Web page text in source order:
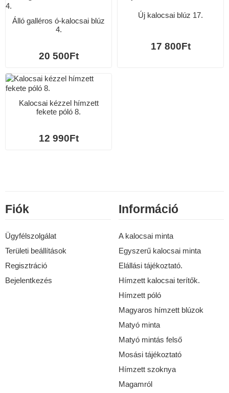
Álló galléros ó-kalocsai blúz
4.
20 500Ft
Új kalocsai blúz 17.
17 800Ft
Kalocsai kézzel hímzett
fekete póló 8.
12 990Ft
Fiók
Ügyfélszolgálat
Területi beállítások
Regisztráció
Bejelentkezés
Információ
A kalocsai minta
Egyszerű kalocsai minta
Elállási tájékoztató.
Hímzett kalocsai terítők.
Hímzett póló
Magyaros hímzett blúzok
Matyó minta
Matyó mintás felső
Mosási tájékoztató
Hímzett szoknya
Magamról